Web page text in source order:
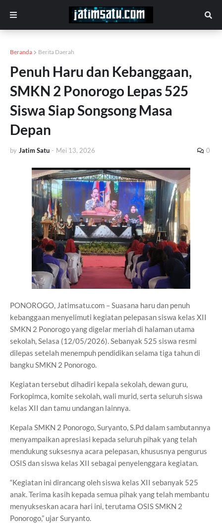
Beranda Berita Daerah
Penuh Haru dan Kebanggaan,
SMKN 2 Ponorogo Lepas 525
Siswa Siap Songsong Masa
Depan
by Jatim Satu - Mei 13, 2026 0
PONOROGO, Jatimsatu.com – Suasana haru dan penuh
kebanggaan menyelimuti kegiatan pelepasan siswa kelas XII
SMKN 2 Ponorogo yang digelar meriah di halaman utama
sekolah, Selasa (12/05/2026). Sebanyak 525 siswa resmi
dilepas setelah menempuh pendidikan selama tiga tahun di
bangku SMKN 2 Ponorogo.
Kegiatan tersebut dihadiri kepala sekolah, dewan guru,
Forkopimca, komite sekolah, wali murid, serta seluruh siswa
kelas XII dan tamu undangan lainnya.
Kepala SMKN 2 Ponorogo, Suryanto, S.Pd dalam sambutannya
menyampaikan apresiasi kepada seluruh pihak yang telah
mendukung suksesnya acara pelepasan, khususnya pengurus
OSIS dan siswa kelas XII sebagai penyelenggara kegiatan.
“Kegiatan ini dirancang oleh siswa kelas XII sebanyak 525
anak. Terima kasih kepada semua pihak yang telah membantu
menyukseskan acara hari ini, terutama OSIS SMKN 2
Ponorogo,” ujar Suryanto.